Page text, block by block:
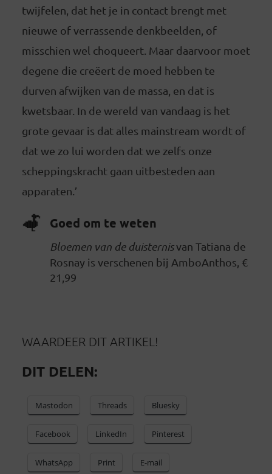
twijfelen, dat het je in contact brengt met
nieuwe of verrassende denkbeelden, of
misschien wel choqueert. Maar daarvoor moet
degene die creëert de moed hebben te
durven afwijken van de massa, en dat is
kwetsbaar. In de wereld van vandaag is het
grote gevaar is dat alles mainstream wordt of
dat we zo lui worden dat we zelfs onze
scheppingskracht gaan uitbesteden aan
apparaten.’
Goed om te weten
Bloemen van de duisternisvan Tatiana de
Rosnay is verschenen bij AmboAnthos, €
21,99
WAARDEER DIT ARTIKEL!
DIT DELEN:
Mastodon Threads Bluesky
Facebook LinkedIn Pinterest
WhatsApp Print E-mail